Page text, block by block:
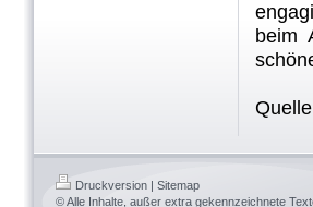
beim
Druckversion | Sitemap
© Alle Inhalte, außer extra gekennzeichnete